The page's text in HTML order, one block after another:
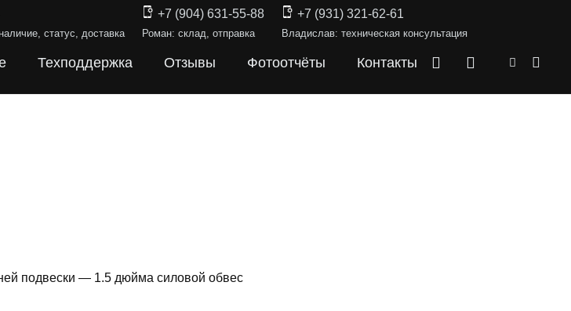
статус, доставка
+7 (904) 631-55-88
Роман: склад, отправка
+7 (931) 321-62-61
Владислав: техническая консультация
Техподдержка Отзывы Фотоотчёты Контакты
подвески — 1.5 дюйма силовой обвес